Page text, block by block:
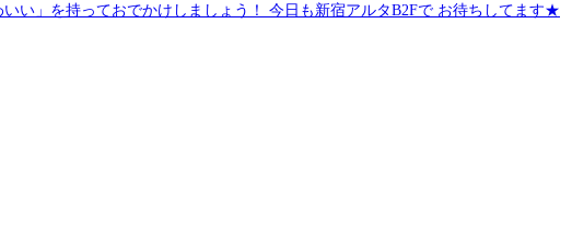
い」を持っておでかけしましょう！ 今日も新宿アルタB2Fで お待ちしてます★